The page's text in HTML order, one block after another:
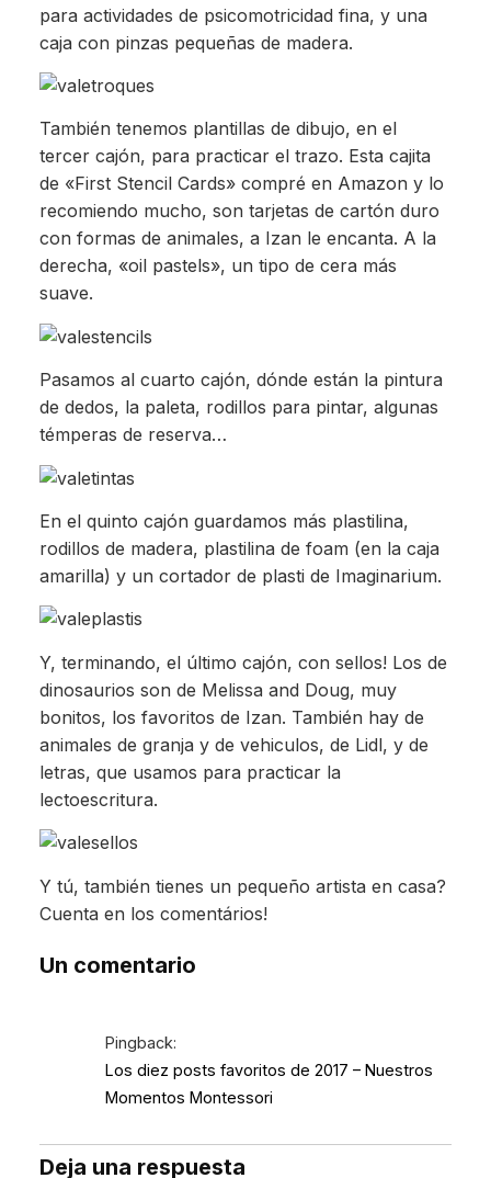
para actividades de psicomotricidad fina, y una
caja con pinzas pequeñas de madera.
También tenemos plantillas de dibujo, en el
tercer cajón, para practicar el trazo. Esta cajita
de «First Stencil Cards» compré en Amazon y lo
recomiendo mucho, son tarjetas de cartón duro
con formas de animales, a Izan le encanta. A la
derecha, «oil pastels», un tipo de cera más
suave.
Pasamos al cuarto cajón, dónde están la pintura
de dedos, la paleta, rodillos para pintar, algunas
témperas de reserva…
En el quinto cajón guardamos más plastilina,
rodillos de madera, plastilina de foam (en la caja
amarilla) y un cortador de plasti de Imaginarium.
Y, terminando, el último cajón, con sellos! Los de
dinosaurios son de Melissa and Doug, muy
bonitos, los favoritos de Izan. También hay de
animales de granja y de vehiculos, de Lidl, y de
letras, que usamos para practicar la
lectoescritura.
Y tú, también tienes un pequeño artista en casa?
Cuenta en los comentários!
Un comentario
Pingback:
Los diez posts favoritos de 2017 – Nuestros
Momentos Montessori
Deja una respuesta